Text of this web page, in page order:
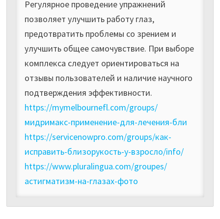
Регулярное проведение упражнений
позволяет улучшить работу глаз,
предотвратить проблемы со зрением и
улучшить общее самочувствие. При выборе
комплекса следует ориентироваться на
отзывы пользователей и наличие научного
подтверждения эффективности.
https://mymelbournefl.com/groups/
мидримакс-применение-для-лечения-бли
https://servicenowpro.com/groups/как-
исправить-близорукость-у-взросло/info/
https://www.pluralingua.com/groupes/
астигматизм-на-глазах-фото